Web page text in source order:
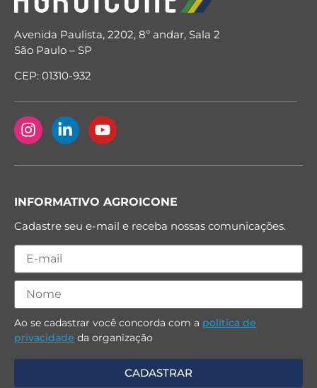
Avenida Paulista, 2202, 8º andar, Sala 2
São Paulo – SP
CEP: 01310-932
INFORMATIVO AGROICONE
Cadastre seu e-mail e receba nossas comunicações.
Ao se cadastrar você concorda com a política de
privacidade da organização